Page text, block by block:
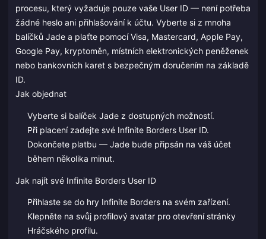
procesu, který vyžaduje pouze vaše User ID — není potřeba
žádné heslo ani přihlašování k účtu. Vyberte si z mnoha
balíčků Jade a plaťte pomocí Visa, Mastercard, Apple Pay,
Google Pay, kryptoměn, místních elektronických peněženek
nebo bankovních karet s bezpečným doručením na základě
ID.
Jak objednat
Vyberte si balíček Jade z dostupných možností.
Při placení zadejte své Infinite Borders User ID.
Dokončete platbu — Jade bude připsán na váš účet
během několika minut.
Jak najít své Infinite Borders User ID
Přihlaste se do hry Infinite Borders na svém zařízení.
Klepněte na svůj profilový avatar pro otevření stránky
Hráčského profilu.